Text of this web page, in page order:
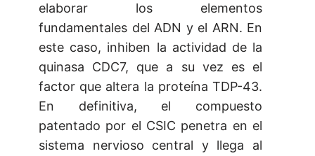
elaborar los elementos
fundamentales del ADN y el ARN. En
este caso, inhiben la actividad de la
quinasa CDC7, que a su vez es el
factor que altera la proteína TDP-43.
En definitiva, el compuesto
patentado por el CSIC penetra en el
sistema nervioso central y llega al